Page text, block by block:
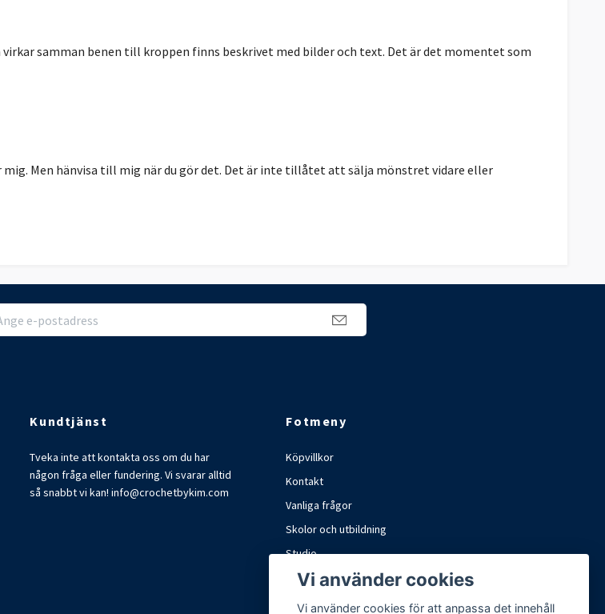
virkar samman benen till kroppen finns beskrivet med bilder och text. Det är det momentet som
Men hänvisa till mig när du gör det. Det är inte tillåtet att sälja mönstret vidare eller
Kundtjänst
Tveka inte att kontakta oss om du har
någon fråga eller fundering. Vi svarar alltid
så snabbt vi kan!info@crochetbykim.com
Fotmeny
Köpvillkor
Kontakt
Vanliga frågor
Skolor och utbildning
Studio
Marknader och mässor
Vi använder cookies
Vi använder cookies för att anpassa det innehåll